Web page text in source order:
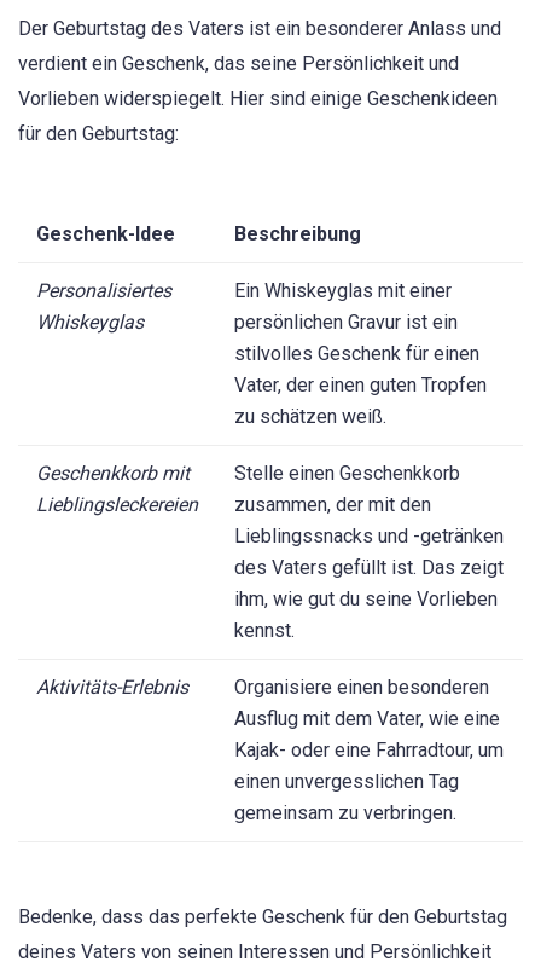
Der Geburtstag des Vaters ist ein besonderer Anlass und
verdient ein Geschenk, das seine Persönlichkeit und
Vorlieben widerspiegelt. Hier sind einige Geschenkideen
für den Geburtstag:
Geschenk-Idee Beschreibung
Personalisiertes
Whiskeyglas
Ein Whiskeyglas mit einer
persönlichen Gravur ist ein
stilvolles Geschenk für einen
Vater, der einen guten Tropfen
zu schätzen weiß.
Geschenkkorb mit
Lieblingsleckereien
Stelle einen Geschenkkorb
zusammen, der mit den
Lieblingssnacks und -getränken
des Vaters gefüllt ist. Das zeigt
ihm, wie gut du seine Vorlieben
kennst.
Aktivitäts-Erlebnis
Organisiere einen besonderen
Ausflug mit dem Vater, wie eine
Kajak- oder eine Fahrradtour, um
einen unvergesslichen Tag
gemeinsam zu verbringen.
Bedenke, dass das perfekte Geschenk für den Geburtstag
deines Vaters von seinen Interessen und Persönlichkeit